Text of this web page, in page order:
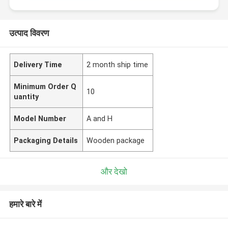
उत्पाद विवरण
Delivery Time 2 month ship time
Minimum Order Q
uantity
10
Model Number A and H
Packaging Details Wooden package
और देखो
हमारे बारे में